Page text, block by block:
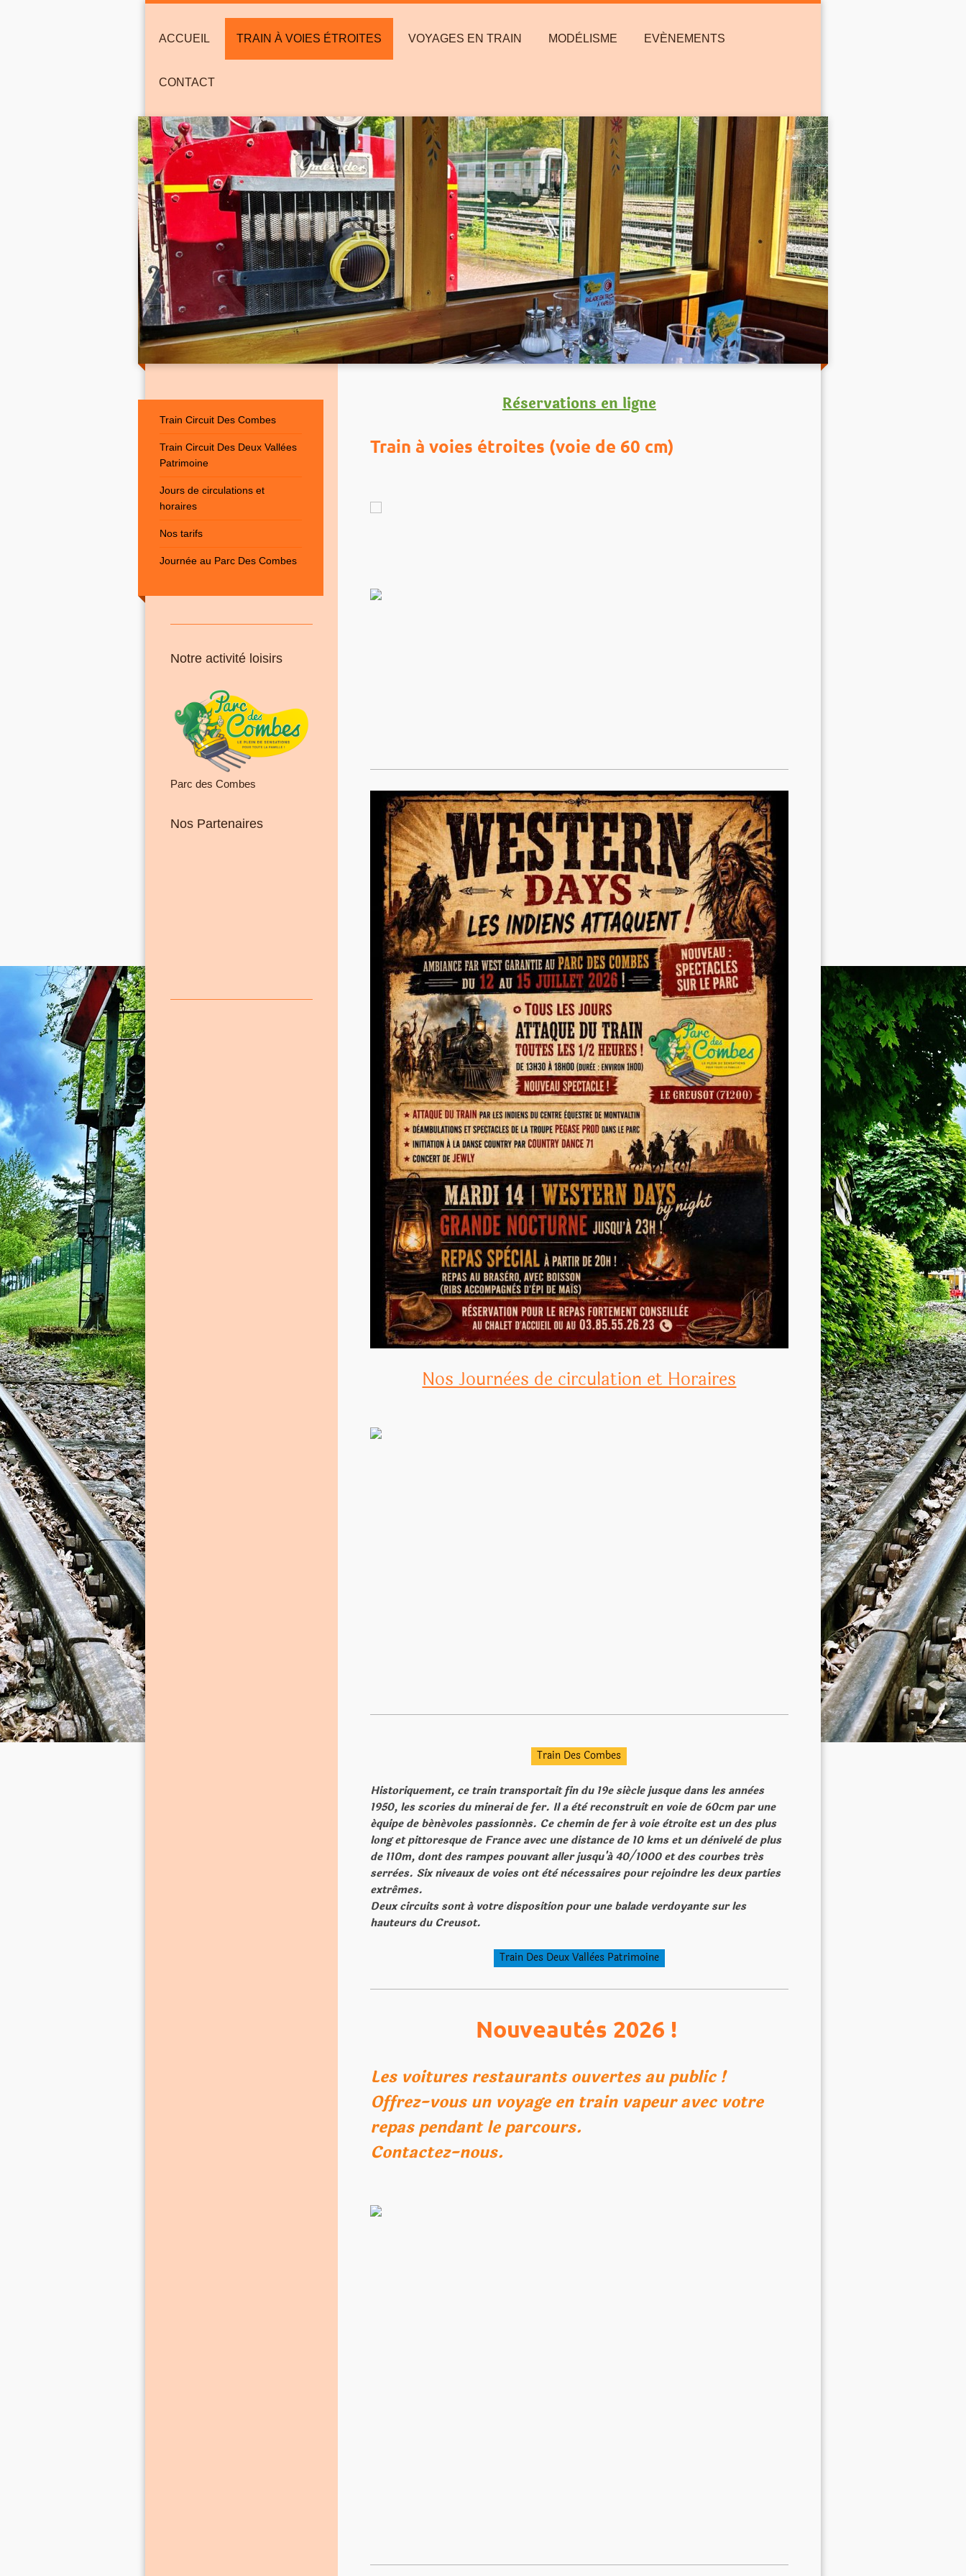
ACCUEIL TRAIN À VOIES ÉTROITES VOYAGES EN TRAIN MODÉLISME EVÈNEMENTS
CONTACT
Rèservations en ligne
Train à voies étroites (voie de 60 cm)
Nos Journèes de circulation et Horaires
Train Des Combes
Historiquement, ce train transportait fin du 19e siécle jusque dans les annèes
1950, les scories du minerai de fer. Il a ètè reconstruit en voie de 60cm par une
équipe de bénévoles passionnés. Ce chemin de fer á voie ètroite est un des plus
long et pittoresque de France avec une distance de 10 kms et un dènivelè de plus
de 110m, dont des rampes pouvant aller jusqu'á 40/1000 et des courbes trés
serrèes. Six niveaux de voies ont ètè nècessaires pour rejoindre les deux parties
extrêmes.
Deux circuits sont á votre disposition pour une balade verdoyante sur les
hauteurs du Creusot.
Train Des Deux Vallèes Patrimoine
Nouveautés 2026 !
Les voitures restaurants ouvertes au public !
Offrez-vous un voyage en train vapeur avec votre
repas pendant le parcours.
Contactez-nous.
Train Circuit Des Combes
Train Circuit Des Deux Vallées
Patrimoine
Jours de circulations et
horaires
Nos tarifs
Journée au Parc Des Combes
Notre activité loisirs
Parc des Combes
Nos Partenaires